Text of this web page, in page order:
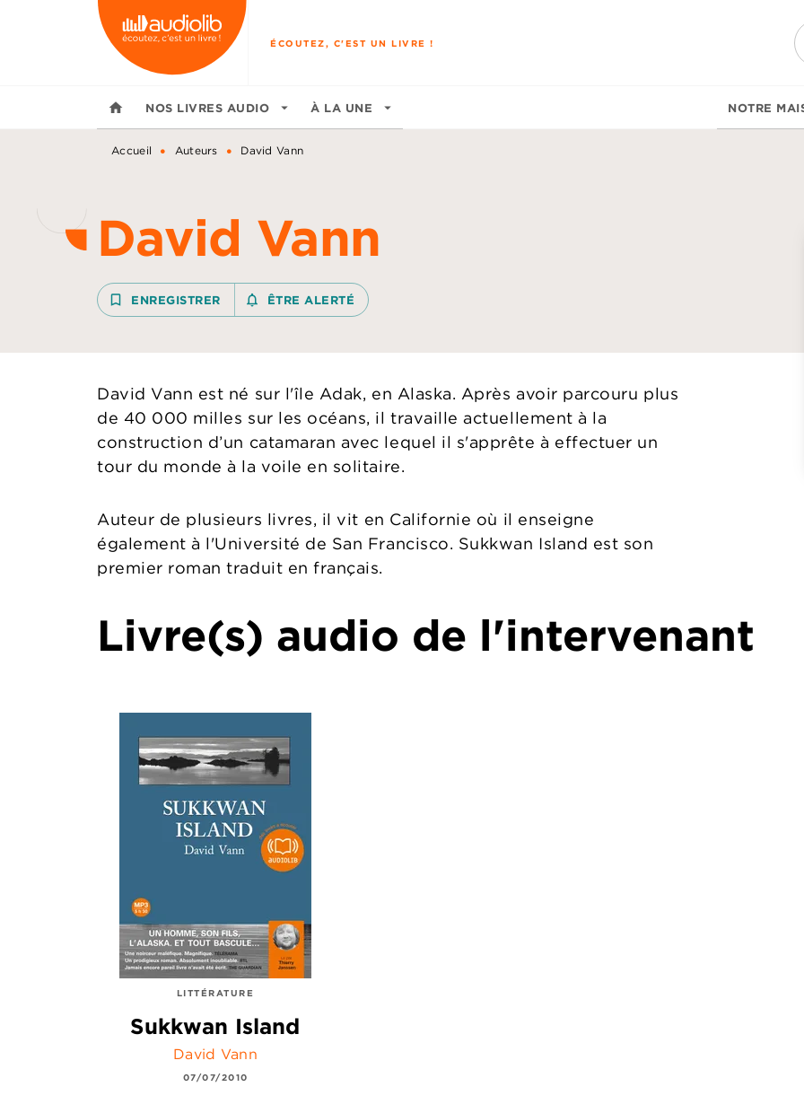
MENU RECHERCHE
ÉCOUTEZ, C'EST UN LIVRE !
home NOS LIVRES AUDIO arrow_drop_down À LA UNE arrow_drop_down NOTRE
Accueil • Auteurs • David Vann
David Vann
bookmark_border ENREGISTRER notifications_none_outlined
ÊTRE ALERTÉ
David Vann est né sur l'île Adak, en Alaska. Après avoir parcouru plus
de 40 000 milles sur les océans, il travaille actuellement à la
construction d’un catamaran avec lequel il s'apprête à effectuer un
tour du monde à la voile en solitaire.
Auteur de plusieurs livres, il vit en Californie où il enseigne
également à l'Université de San Francisco. Sukkwan Island est son
premier roman traduit en français.
Livre(s) audio de l'intervenant
LITTÉRATURE
Sukkwan Island
David Vann
07/07/2010